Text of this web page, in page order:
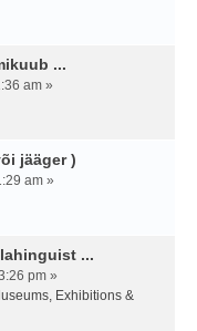
...
am »
jääger )
am »
...
pm »
Exhibitions &